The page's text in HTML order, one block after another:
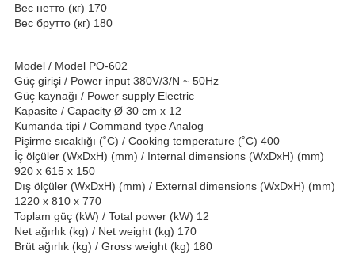
Вес нетто (кг) 170
Вес брутто (кг) 180
Model / Model PO-602
Güç girişi / Power input 380V/3/N ~ 50Hz
Güç kaynağı / Power supply Electric
Kapasite / Capacity Ø 30 cm x 12
Kumanda tipi / Command type Analog
Pişirme sıcaklığı (˚C) / Cooking temperature (˚C) 400
İç ölçüler (WxDxH) (mm) / Internal dimensions (WxDxH) (mm)
920 x 615 x 150
Dış ölçüler (WxDxH) (mm) / External dimensions (WxDxH) (mm)
1220 x 810 x 770
Toplam güç (kW) / Total power (kW) 12
Net ağırlık (kg) / Net weight (kg) 170
Brüt ağırlık (kg) / Gross weight (kg) 180